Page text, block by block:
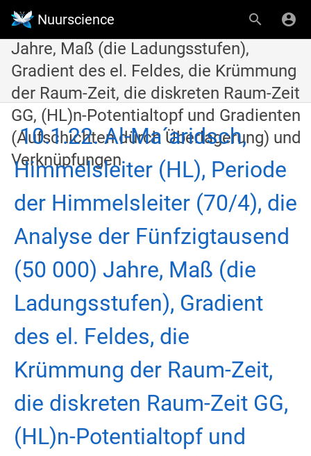
Nuurscience
die Analyse der Fünfzigtausend (50 000)
Jahre, Maß (die Ladungsstufen),
Gradient des el. Feldes, die Krümmung
der Raum-Zeit, die diskreten Raum-Zeit
GG, (HL)n-Potentialtopf und Gradienten
(Aufschichten dürch Überlagerung) und
Verknüpfungen
10.1.22. Al-Ma´aridsch,
Himmelsleiter (HL), Periode
der Himmelsleiter (70/4), die
Analyse der Fünfzigtausend
(50 000) Jahre, Maß (die
Ladungsstufen), Gradient
des el. Feldes, die
Krümmung der Raum-Zeit,
die diskreten Raum-Zeit GG,
(HL)n-Potentialtopf und